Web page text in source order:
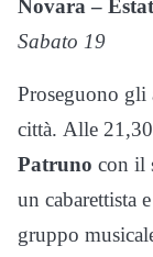
Novara –
Sabato 19
Proseguono gli
città. Alle
Patruno con il
un cabarettista
gruppo